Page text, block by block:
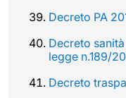
Decreto PA
Decreto
legge n.189/
Decreto